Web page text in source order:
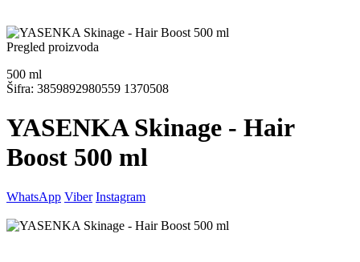
Pregled proizvoda
500 ml
Šifra: 3859892980559 1370508
YASENKA Skinage - Hair
Boost 500 ml
WhatsApp Viber Instagram